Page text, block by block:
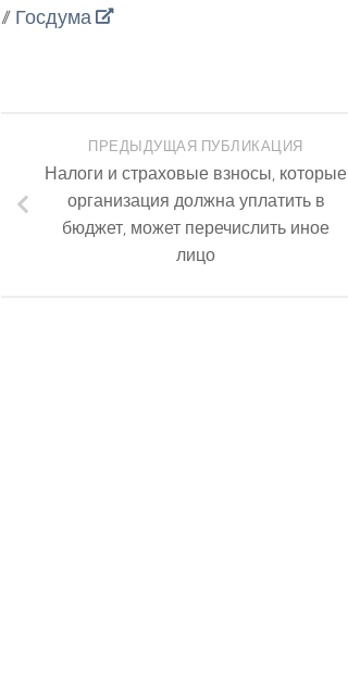
//Госдума
ПРЕДЫДУЩАЯ ПУБЛИКАЦИЯ
Налоги и страховые взносы, которые
организация должна уплатить в
бюджет, может перечислить иное
лицо